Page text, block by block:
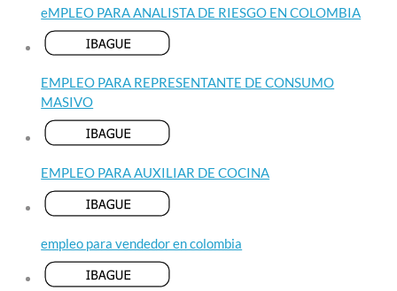
eMPLEO PARA ANALISTA DE RIESGO EN COLOMBIA
EMPLEO PARA REPRESENTANTE DE CONSUMO
MASIVO
EMPLEO PARA AUXILIAR DE COCINA
empleo para vendedor en colombia